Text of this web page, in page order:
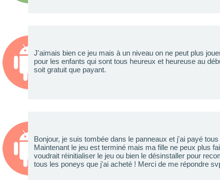
J'aimais bien ce jeu mais à un niveau on ne peut plus
pour les enfants qui sont tous heureux et heureuse au
soit gratuit que payant.
Bonjour, je suis tombée dans le panneaux et j'ai payé
Maintenant le jeu est terminé mais ma fille ne peux plus
voudrait réinitialiser le jeu ou bien le désinstaller pour
tous les poneys que j'ai acheté ! Merci de me répondre